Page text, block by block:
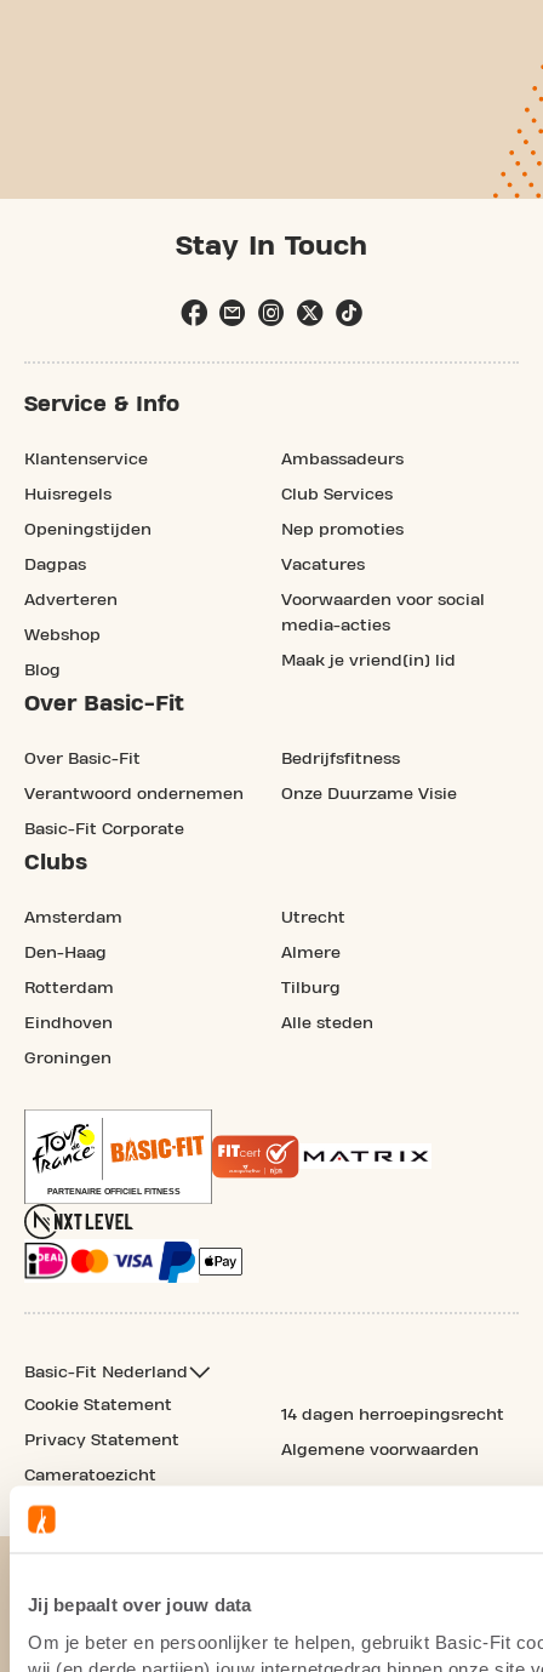
Jij bepaalt over jouw data
Om je beter en persoonlijker te helpen, gebruikt Basic-Fit
wij (en derde partijen) jouw internetgedrag binnen onze site
Stay In Touch
Service & Info
Klantenservice
Huisregels
Openingstijden
Dagpas
Adverteren
Webshop
Blog
Ambassadeurs
Club Services
Nep promoties
Vacatures
Voorwaarden voor social
media-acties
Maak je vriend(in) lid
Over Basic-Fit
Over Basic-Fit
Verantwoord ondernemen
Basic-Fit Corporate
Bedrijfsfitness
Onze Duurzame Visie
Clubs
Amsterdam
Den-Haag
Rotterdam
Eindhoven
Groningen
Utrecht
Almere
Tilburg
Alle steden
Basic-Fit Nederland
Cookie Statement
Privacy Statement
Cameratoezicht
14 dagen herroepingsrecht
Algemene voorwaarden